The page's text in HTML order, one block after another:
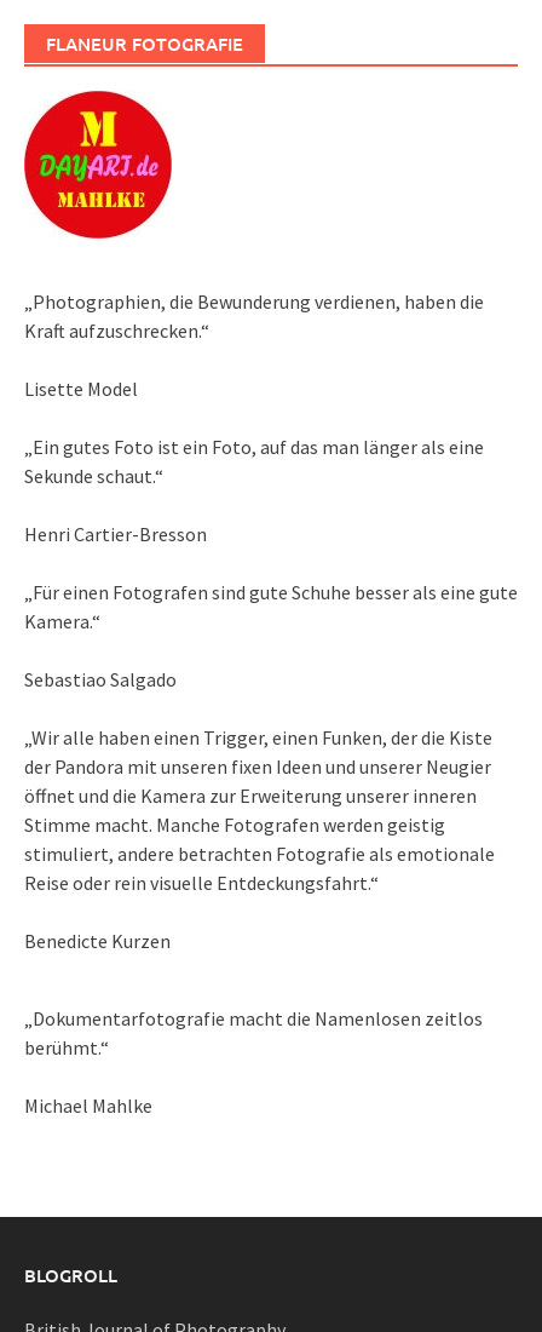
FLANEUR FOTOGRAFIE
„Photographien, die Bewunderung verdienen, haben die
Kraft aufzuschrecken.“
Lisette Model
„Ein gutes Foto ist ein Foto, auf das man länger als eine
Sekunde schaut.“
Henri Cartier-Bresson
„Für einen Fotografen sind gute Schuhe besser als eine gute
Kamera.“
Sebastiao Salgado
„Wir alle haben einen Trigger, einen Funken, der die Kiste
der Pandora mit unseren fixen Ideen und unserer Neugier
öffnet und die Kamera zur Erweiterung unserer inneren
Stimme macht. Manche Fotografen werden geistig
stimuliert, andere betrachten Fotografie als emotionale
Reise oder rein visuelle Entdeckungsfahrt.“
Benedicte Kurzen
„Dokumentarfotografie macht die Namenlosen zeitlos
berühmt.“
Michael Mahlke
BLOGROLL